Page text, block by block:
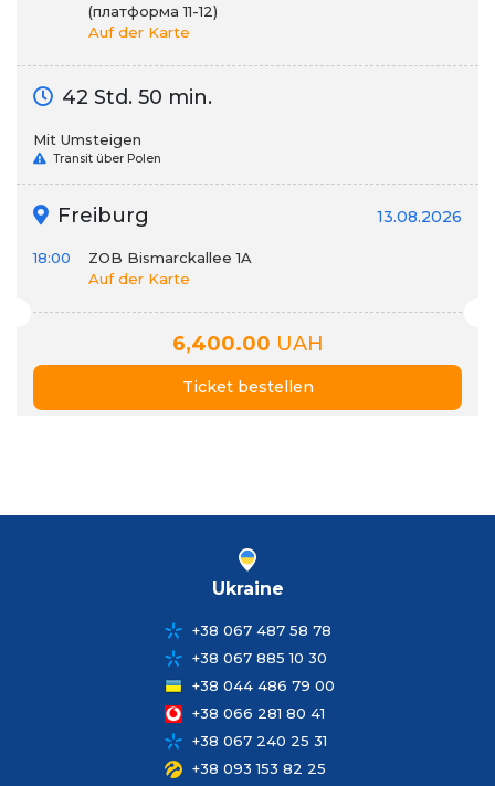
(платформа 11-12)
Auf der Karte
42 Std. 50 min.
Mit Umsteigen
Transit über Polen
Freiburg 13.08.2026
18:00
ZOB Bismarckallee 1A
Auf der Karte
6,400.00 UAH
Ticket bestellen
Ukraine
+38 067 487 58 78
+38 067 885 10 30
+38 044 486 79 00
+38 066 281 80 41
+38 067 240 25 31
+38 093 153 82 25